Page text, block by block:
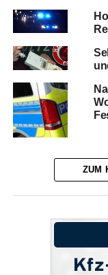
ZUM